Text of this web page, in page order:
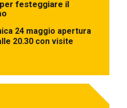
festeggiare il
24 maggio apertura
20.30 con visite